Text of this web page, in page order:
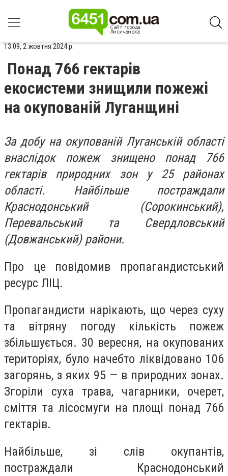
13:09, 2 жовтня 2024 р.
Понад 766 гектарів
екосистеми знищили пожежі
на окупованій Луганщині
За добу на окупованій Луганській області
внаслідок пожеж знищено понад 766
гектарів природних зон у 25 районах
області. Найбільше постраждали
Краснодонський (Сорокинський),
Перевальський та Свердловський
(Довжанський) райони.
Про це повідомив пропагандистський
ресурс ЛІЦ.
Пропагандисти нарікають, що через суху
та вітряну погоду кількість пожеж
збільшується. 30 вересня, на окупованих
територіях, було начебто ліквідовано 106
загорянь, з яких 95 — в природних зонах.
Згоріли суха трава, чагарники, очерет,
сміття та лісосмуги на площі понад 766
гектарів.
Найбільше, зі слів окупантів,
постраждали Краснодонський